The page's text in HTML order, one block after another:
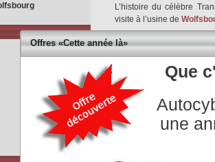
L’histoire du célèbre
visite à l’usine de
Il remarque un curieux
Kübelwagen.
Ben Pon est
utilitaire, pratique,
marchandises qu’au
B. Pon expose son idée
projet est repoussé
Offres «Cette année là»
Que
une